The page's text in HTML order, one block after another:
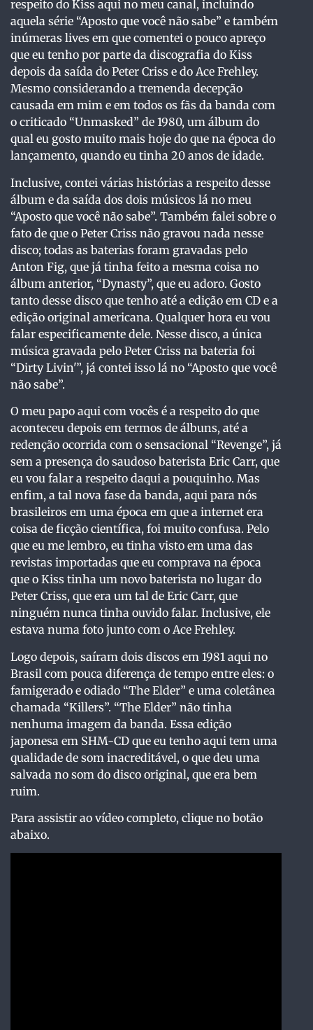
respeito do Kiss aqui no meu canal, incluindo
aquela série “Aposto que você não sabe” e também
inúmeras lives em que comentei o pouco apreço
que eu tenho por parte da discografia do Kiss
depois da saída do Peter Criss e do Ace Frehley.
Mesmo considerando a tremenda decepção
causada em mim e em todos os fãs da banda com
o criticado “Unmasked” de 1980, um álbum do
qual eu gosto muito mais hoje do que na época do
lançamento, quando eu tinha 20 anos de idade.
Inclusive, contei várias histórias a respeito desse
álbum e da saída dos dois músicos lá no meu
“Aposto que você não sabe”. Também falei sobre o
fato de que o Peter Criss não gravou nada nesse
disco; todas as baterias foram gravadas pelo
Anton Fig, que já tinha feito a mesma coisa no
álbum anterior, “Dynasty”, que eu adoro. Gosto
tanto desse disco que tenho até a edição em CD e a
edição original americana. Qualquer hora eu vou
falar especificamente dele. Nesse disco, a única
música gravada pelo Peter Criss na bateria foi
“Dirty Livin'”, já contei isso lá no “Aposto que você
não sabe”.
O meu papo aqui com vocês é a respeito do que
aconteceu depois em termos de álbuns, até a
redenção ocorrida com o sensacional “Revenge”, já
sem a presença do saudoso baterista Eric Carr, que
eu vou falar a respeito daqui a pouquinho. Mas
enfim, a tal nova fase da banda, aqui para nós
brasileiros em uma época em que a internet era
coisa de ficção científica, foi muito confusa. Pelo
que eu me lembro, eu tinha visto em uma das
revistas importadas que eu comprava na época
que o Kiss tinha um novo baterista no lugar do
Peter Criss, que era um tal de Eric Carr, que
ninguém nunca tinha ouvido falar. Inclusive, ele
estava numa foto junto com o Ace Frehley.
Logo depois, saíram dois discos em 1981 aqui no
Brasil com pouca diferença de tempo entre eles: o
famigerado e odiado “The Elder” e uma coletânea
chamada “Killers”. “The Elder” não tinha
nenhuma imagem da banda. Essa edição
japonesa em SHM-CD que eu tenho aqui tem uma
qualidade de som inacreditável, o que deu uma
salvada no som do disco original, que era bem
ruim.
Para assistir ao vídeo completo, clique no botão
abaixo.